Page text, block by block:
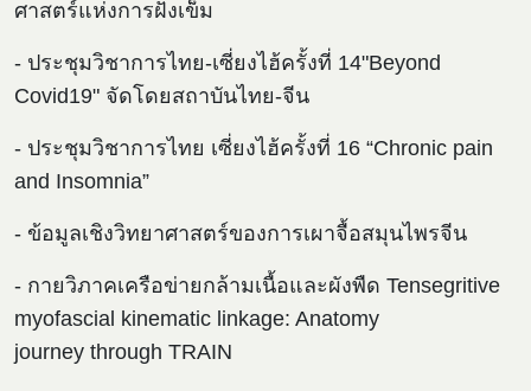
ศาสตร์แห่งการฝังเข็ม
- ประชุมวิชาการไทย-เซี่ยงไฮ้ครั้งที่ 14"Beyond
Covid19" จัดโดยสถาบันไทย-จีน
- ประชุมวิชาการไทย เซี่ยงไฮ้ครั้งที่ 16 “Chronic pain
and Insomnia”
- ข้อมูลเชิงวิทยาศาสตร์ของการเผาจื้อสมุนไพรจีน
- กายวิภาคเครือข่ายกล้ามเนื้อและผังพืด Tensegritive
myofascial kinematic linkage: Anatomy
journey through TRAIN